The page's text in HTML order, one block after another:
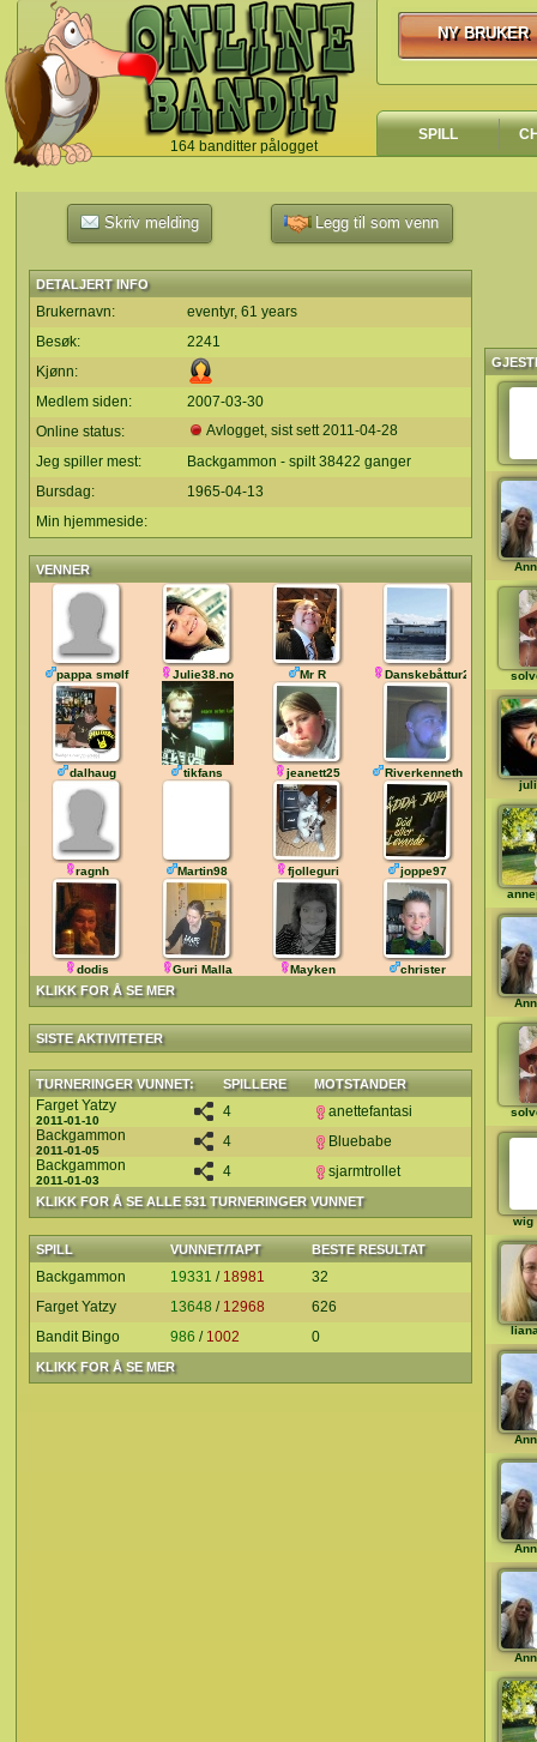
164 banditter pålogget
`
NY BRUKER
NY BRUKER
SPILL
Skriv melding Legg til som venn
DETALJERT INFO
Brukernavn:
eventyr, 61 years
Besøk:
2241
Kjønn:
Medlem siden:
2007-03-30
Online status:
Avlogget, sist sett2011-04-28
Jeg spiller mest:
Backgammon - spilt 38422 ganger
Bursdag:
1965-04-13
Min hjemmeside:
VENNER
KLIKK FOR Å SE MER
pappa smølf Julie38.no Mr R Danskebåttur2011
dalhaug tikfans jeanett25 Riverkenneth
ragnh Martin98 fjolleguri joppe97
dodis Guri Malla Mayken christer
SISTE AKTIVITETER
TURNERINGER VUNNET: SPILLERE MOTSTANDER
KLIKK FOR Å SE ALLE 531 TURNERINGER VUNNET
Farget Yatzy
2011-01-10
4
anettefantasi
Backgammon
2011-01-05
4
Bluebabe
Backgammon
2011-01-03
4 sjarmtrollet
SPILL VUNNET/TAPT BESTE RESULTAT
KLIKK FOR Å SE MER
Backgammon 19331 / 18981
32
Farget Yatzy
13648 / 12968
626
Bandit Bingo
986 / 1002 0
wig